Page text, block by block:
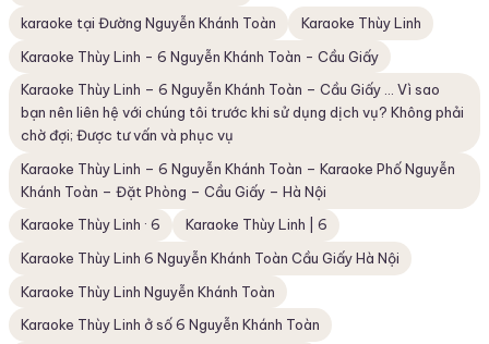
karaoke tại Đường Nguyễn Khánh Toàn
Karaoke Thùy Linh
Karaoke Thùy Linh - 6 Nguyễn Khánh Toàn - Cầu Giấy
Karaoke Thùy Linh – 6 Nguyễn Khánh Toàn – Cầu Giấy ... Vì sao
bạn nên liên hệ với chúng tôi trước khi sử dụng dịch vụ? Không phải
chờ đợi; Được tư vấn và phục vụ
Karaoke Thùy Linh – 6 Nguyễn Khánh Toàn – Karaoke Phố Nguyễn
Khánh Toàn – Đặt Phòng – Cầu Giấy – Hà Nội
Karaoke Thùy Linh · 6
Karaoke Thùy Linh | 6
Karaoke Thùy Linh 6 Nguyễn Khánh Toàn Cầu Giấy Hà Nội
Karaoke Thùy Linh Nguyễn Khánh Toàn
Karaoke Thùy Linh ở số 6 Nguyễn Khánh Toàn